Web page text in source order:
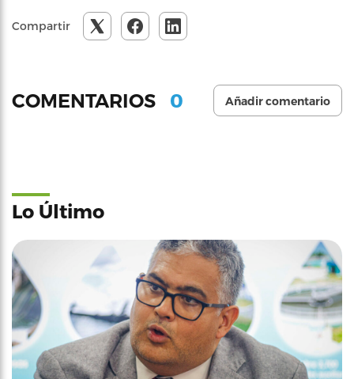
Compartir
COMENTARIOS 0 Añadir comentario
Lo Último